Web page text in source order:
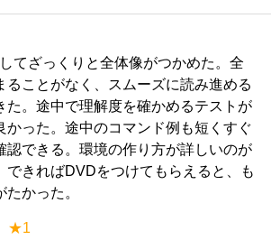
てざっくりと全体像がつかめた。全
ることがなく、スムーズに読み進める
た。途中で理解度を確かめるテストが
かった。途中のコマンド例も短くすぐ
認できる。環境の作り方が詳しいのが
できればDVDをつけてもらえると、も
たかった。
★1